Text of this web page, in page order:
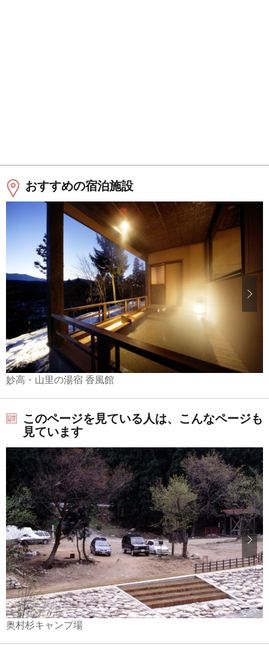
おすすめの宿泊施設
妙高・山里の湯宿 香風館
このページを見ている人は、こんなページも
見ています
奥村杉キャンプ場